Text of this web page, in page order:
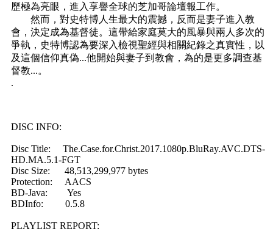
歷極為亮眼，進入享譽全球的芝加哥論壇報工作。
然而，對史特博人生最大的震撼，反而是妻子進入教
會，決定成為基督徒。這帶給家庭莫大的風暴與兩人多次的
爭執，史特博認為要深入檢視聖經與相關紀錄之真實性，以
及這個信仰真偽...他開始與妻子到教會，為的是更多調查基
督教...。
.
DISC INFO:
Disc Title: The.Case.for.Christ.2017.1080p.BluRay.AVC.DTS-
HD.MA.5.1-FGT
Disc Size: 48,513,299,977 bytes
Protection: AACS
BD-Java: Yes
BDInfo: 0.5.8
PLAYLIST REPORT: